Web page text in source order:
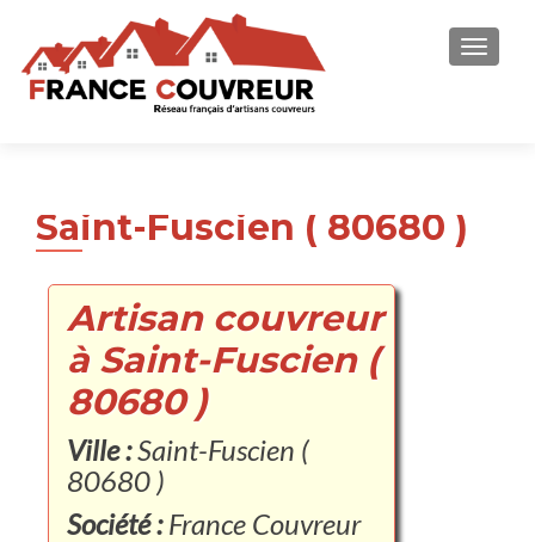
Saint-Fuscien ( 80680 )
Artisan couvreur
à Saint-Fuscien (
80680 )
Ville :Saint-Fuscien (
80680 )
Société :France Couvreur